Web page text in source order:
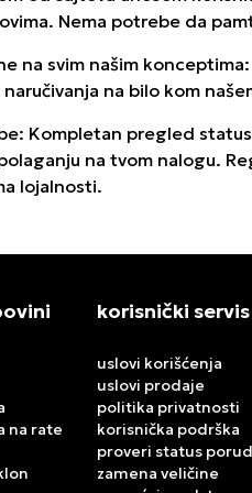
Nema potrebe da
na svim našim
na bilo kom
Kompletan pregled
na tvom nalogu.
lojalnosti.
na rate
korisnički servis
uslovi korišćenja
uslovi prodaje
politika privatnosti
korisnička podrška
proveri status
zamena veličine